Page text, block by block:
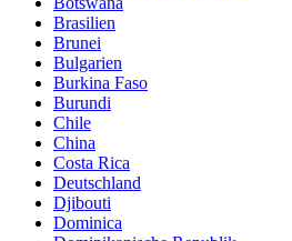
Brasilien
Brunei
Bulgarien
Burkina Faso
Burundi
Chile
China
Costa Rica
Deutschland
Djibouti
Dominica